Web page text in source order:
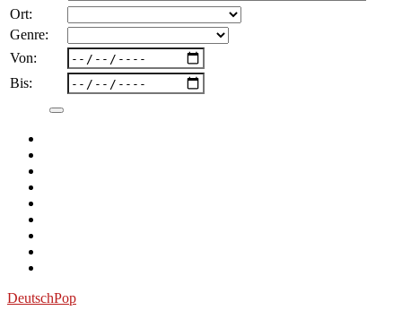
Ort:
Genre:
Von:
Bis:
DeutschPop